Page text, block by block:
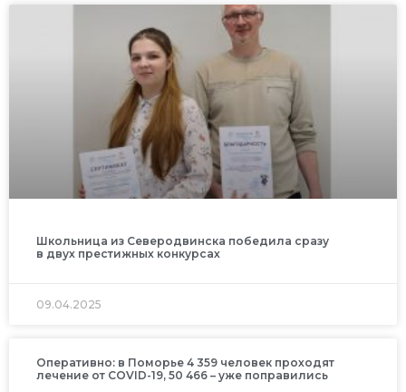
Школьница из Северодвинска победила сразу
в двух престижных конкурсах
09.04.2025
Оперативно: в Поморье 4 359 человек проходят
лечение от COVID-19, 50 466 – уже поправились